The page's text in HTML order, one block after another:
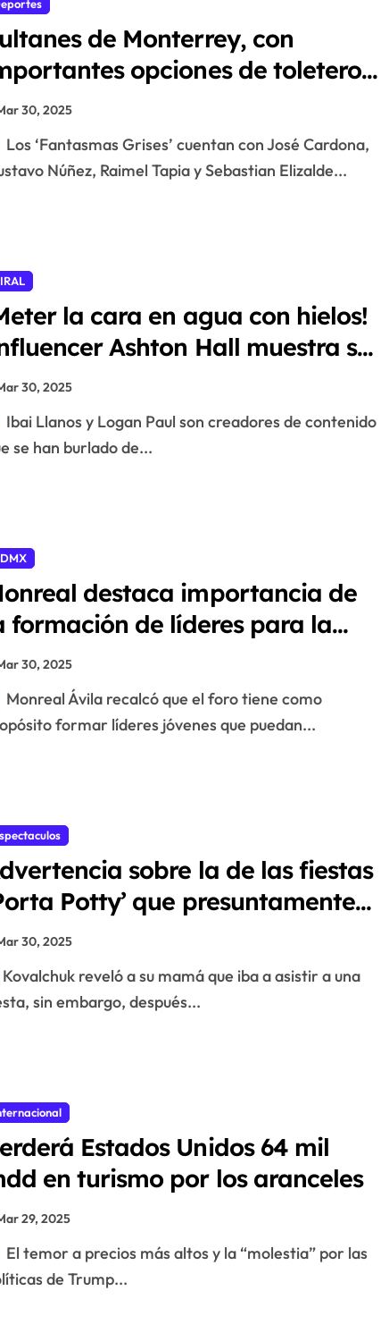
de Monterrey, con
opciones de toleteros
el arranque de temporada
la LMB
30, 2025
Los ‘Fantasmas Grises’ cuentan con José Cardona,
Núñez, Raimel Tapia y Sebastian Elizalde...
la cara en agua con hielos!
Ashton Hall muestra su
matutina y desata memes
30, 2025
Ibai Llanos y Logan Paul son creadores de contenido
se han burlado de...
destaca importancia de
formación de líderes para la
de México
30, 2025
Monreal Ávila recalcó que el foro tiene como
formar líderes jóvenes que puedan...
sobre la de las fiestas
Potty’ que presuntamente
le quitan la vida a la modelo
Kovalchuk en Dubái
30, 2025
Kovalchuk reveló a su mamá que iba a asistir a una
sin embargo, después...
Estados Unidos 64 mil
en turismo por los aranceles
29, 2025
El temor a precios más altos y la “molestia” por las
de Trump...